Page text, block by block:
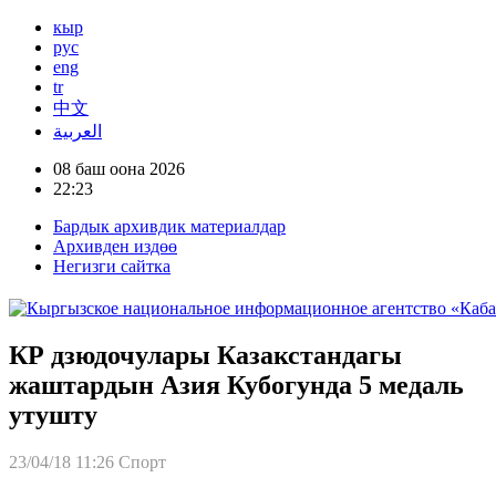
кыр
рус
eng
tr
中文
العربية
08 баш оона 2026
22:23
Бардык архивдик материалдар
Архивден издөө
Негизги сайтка
КР дзюдочулары Казакстандагы
жаштардын Азия Кубогунда 5 медаль
утушту
23/04/18 11:26 Спорт